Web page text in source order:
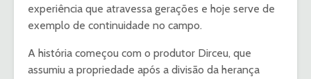
experiência que atravessa gerações e hoje serve de
exemplo de continuidade no campo.
A história começou com o produtor Dirceu, que
assumiu a propriedade após a divisão da herança